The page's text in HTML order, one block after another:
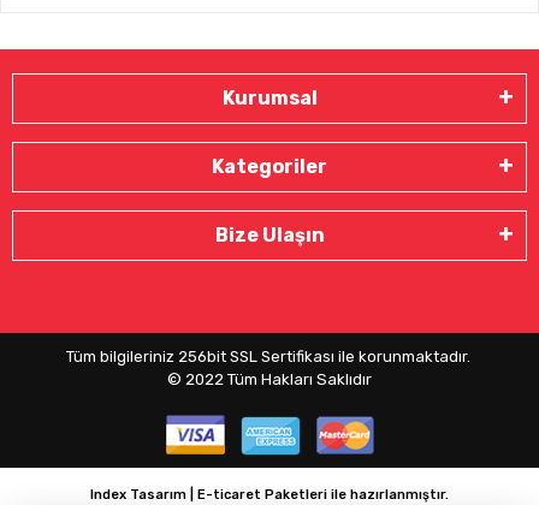
Kurumsal
Kategoriler
Bize Ulaşın
Tüm bilgileriniz 256bit SSL Sertifikası ile korunmaktadır.
© 2022 Tüm Hakları Saklıdır
Index Tasarım | E-ticaret Paketleri ile hazırlanmıştır.